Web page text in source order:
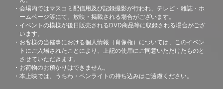
会場内ではマスコミ配信用及び記録撮影が行われ、テレビ・雑誌・ホ
ームページ等にて、放映・掲載される場合がございます。
イベントの模様が後日販売されるDVD商品等に収録される場合がござ
います。
お客様の当催事における個人情報（肖像権）については、このイベン
トにご入場されたことにより、上記の使用にご同意いただけたものと
させていただきます。
お荷物のお預かりはできません。
本上映では、うちわ・ペンライトの持ち込みはご遠慮ください。